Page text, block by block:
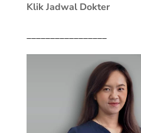
Klik Jadwal Dokter
_________________